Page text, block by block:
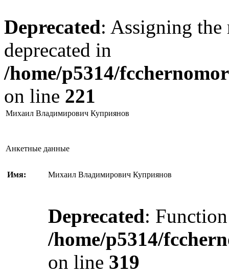
Deprecated: Assigning the
deprecated in
/home/p5314/
on line 221
Михаил Владимирович Куприянов
Анкетные данные
Имя: Михаил Владимирович Куприянов
Deprecated:
/home/p5314/
on line 319